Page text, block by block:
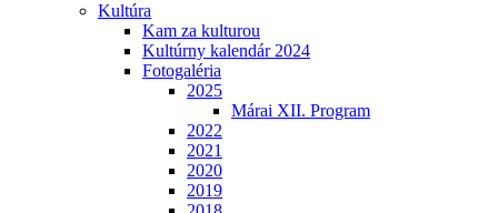
Kultúra
Kam za kulturou
Kultúrny kalendár 2024
Fotogaléria
2025
Márai XII. Program
2022
2021
2020
2019